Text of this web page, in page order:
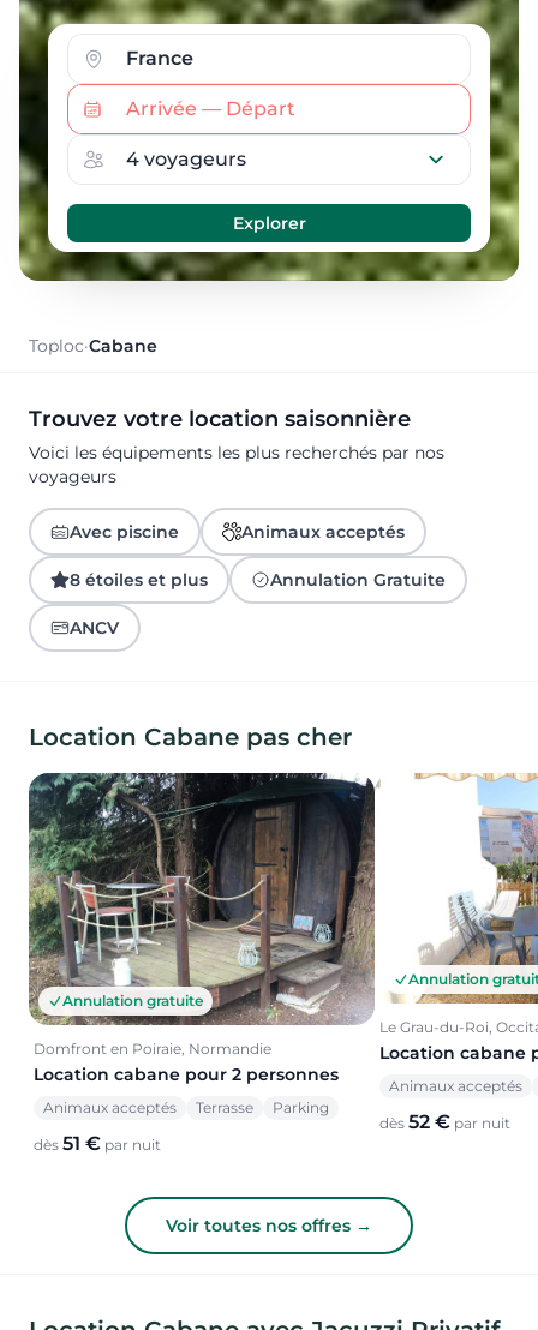
Toploc·Cabane
Trouvez votre location saisonnière
Voici les équipements les plus recherchés par nos
voyageurs
Avec piscine Animaux acceptés
8 étoiles et plus Annulation Gratuite
ANCV
Location Cabane pas cher
Annulation gratuite
Domfront en Poiraie, Normandie
Location cabane pour 2 personnes
Animaux acceptés Terrasse Parking
dès 51 € par nuit
Annulation
Le Grau-du-Roi,
Location cabane
Animaux acceptés
dès 52 € par nuit
Voir toutes nos offres →